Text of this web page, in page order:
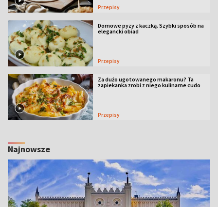
Przepisy
Domowe pyzy z kaczką. Szybki sposób na
elegancki obiad
Przepisy
Za dużo ugotowanego makaronu? Ta
zapiekanka zrobi z niego kulinarne cudo
Przepisy
Najnowsze